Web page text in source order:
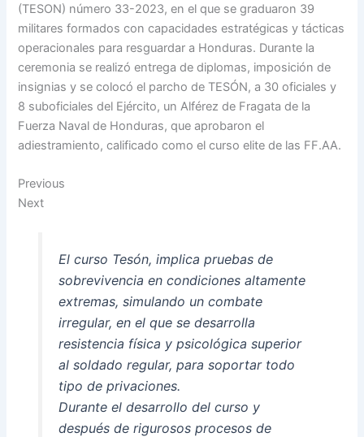
(TESON) número 33-2023, en el que se graduaron 39
militares formados con capacidades estratégicas y tácticas
operacionales para resguardar a Honduras. Durante la
ceremonia se realizó entrega de diplomas, imposición de
insignias y se colocó el parcho de TESÓN, a 30 oficiales y
8 suboficiales del Ejército, un Alférez de Fragata de la
Fuerza Naval de Honduras, que aprobaron el
adiestramiento, calificado como el curso elite de las FF.AA.
Previous
Next
El curso Tesón, implica pruebas de
sobrevivencia en condiciones altamente
extremas, simulando un combate
irregular, en el que se desarrolla
resistencia física y psicológica superior
al soldado regular, para soportar todo
tipo de privaciones.
Durante el desarrollo del curso y
después de rigurosos procesos de